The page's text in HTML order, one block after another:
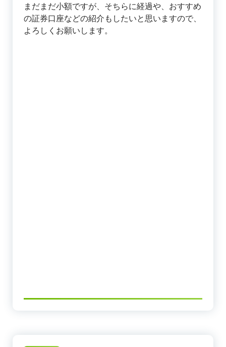
まだまだ小額ですが、そちらに経過や、おすすめ
の証券口座などの紹介もしたいと思いますので、
よろしくお願いします。